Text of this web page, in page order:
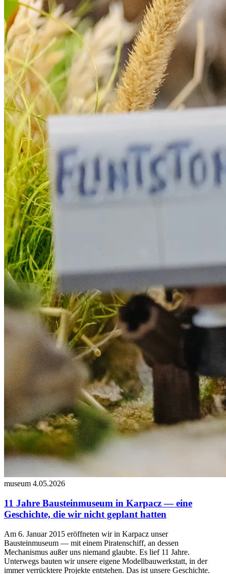
museum 4.05.2026
11 Jahre Bausteinmuseum in Karpacz — eine
Geschichte, die wir nicht geplant hatten
Am 6. Januar 2015 eröffneten wir in Karpacz unser
Bausteinmuseum — mit einem Piratenschiff, an dessen
Mechanismus außer uns niemand glaubte. Es lief 11 Jahre.
Unterwegs bauten wir unsere eigene Modellbauwerkstatt, in der
immer verrücktere Projekte entstehen. Das ist unsere Geschichte.